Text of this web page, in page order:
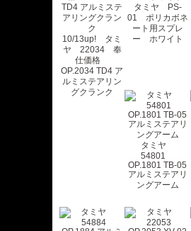
10/13up! タミ
ヤ 22034 奉
仕価格
OP.2034 TD4 ア
ルミステアリン
グクランク
タミヤ PS-
01 ポリカボネ
ート用スプレ
ー ホワイト
タミヤ
54801
OP.1801 TB-05
アルミステアリ
ングアーム